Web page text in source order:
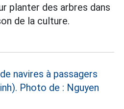
planter des arbres dans
de la culture.